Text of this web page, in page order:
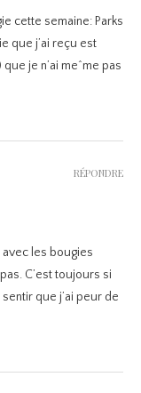
cette semaine: Parks
que j’ai reçu est
je n’ai me^me pas
les bougies
C’est toujours si
que j’ai peur de
RÉPONDRE